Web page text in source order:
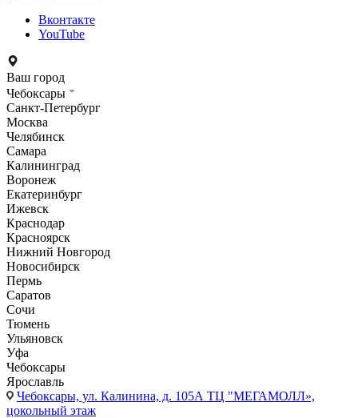
Вконтакте
YouTube
Ваш город
Чебоксары
Санкт-Петербург
Москва
Челябинск
Самара
Калининград
Воронеж
Екатеринбург
Ижевск
Краснодар
Красноярск
Нижний Новгород
Новосибирск
Пермь
Саратов
Сочи
Тюмень
Ульяновск
Уфа
Чебоксары
Ярославль
Чебоксары, ул. Калинина, д. 105А ТЦ "МЕГАМОЛЛ»,
цокольный этаж